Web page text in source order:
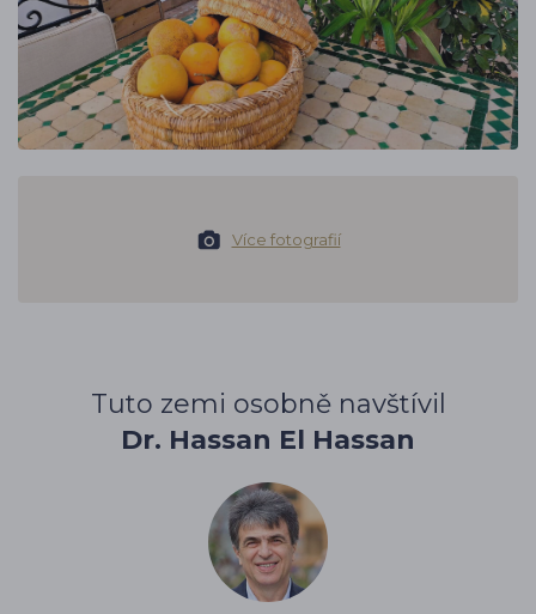
Více fotografií
Tuto zemi osobně navštívil
Dr. Hassan El Hassan